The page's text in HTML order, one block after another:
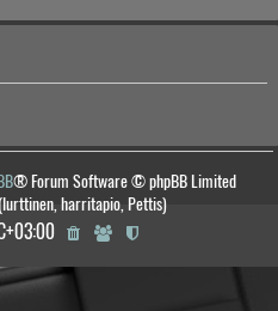
® Forum Software © phpBB Limited
harritapio, Pettis)